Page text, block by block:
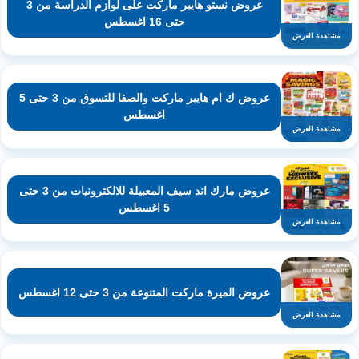
مشاهدة العرض
عروض نستو هايبر ماركت على لوازم الدراسة من 3
حتى 16 اغسطس
مشاهدة العرض
عروض ك ام هايبر ماركت والصفا للتسوق من 3 حتى 5
اغسطس
مشاهدة العرض
عروض مارك اند سيف المعبيلة للالكترونيات من 3 حتى
5 اغسطس
مشاهدة العرض
عروض الميرة ماركت المتنوعة من 3 حتى 12 اغسطس